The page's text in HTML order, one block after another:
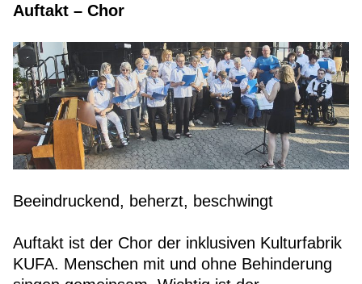
Auftakt – Chor
Beeindruckend, beherzt, beschwingt
Auftakt ist der Chor der inklusiven Kulturfabrik
KUFA. Menschen mit und ohne Behinderung